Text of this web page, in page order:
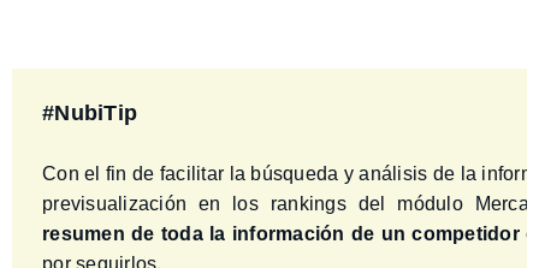
#NubiTip
Con el fin de facilitar la búsqueda y análisis de la
previsualización en los rankings del módulo
resumen de toda la información de un competidor
por seguirlos.